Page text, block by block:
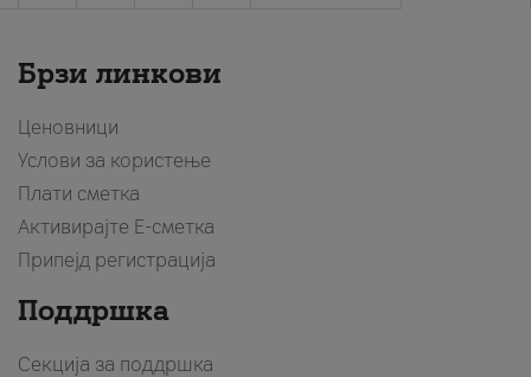
Брзи линкови
Ценовници
Услови за користење
Плати сметка
Активирајте Е-сметка
Припејд регистрација
Поддршка
Секција за поддршка